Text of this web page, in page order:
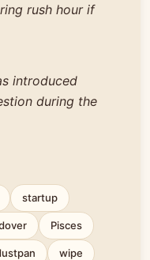
rush hour if
introduced
during the
startup
Pisces
wipe